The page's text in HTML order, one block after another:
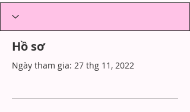
Hồ sơ
Ngày tham gia: 27 thg 11, 2022